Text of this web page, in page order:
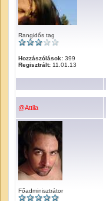
Rangidős tag
Hozzászólások: 399
Regisztrált: 11.01.13
@Attila
Főadminisztrátor